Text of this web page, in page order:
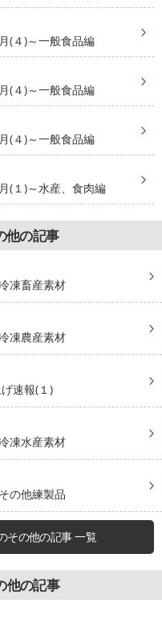
(４)～一般食品編
(４)～一般食品編
(４)～一般食品編
(１)～水産、食肉編
他の記事
凍畜産素材
凍農産素材
速報(１)
凍水産素材
の他練製品
その他の記事 一覧
他の記事